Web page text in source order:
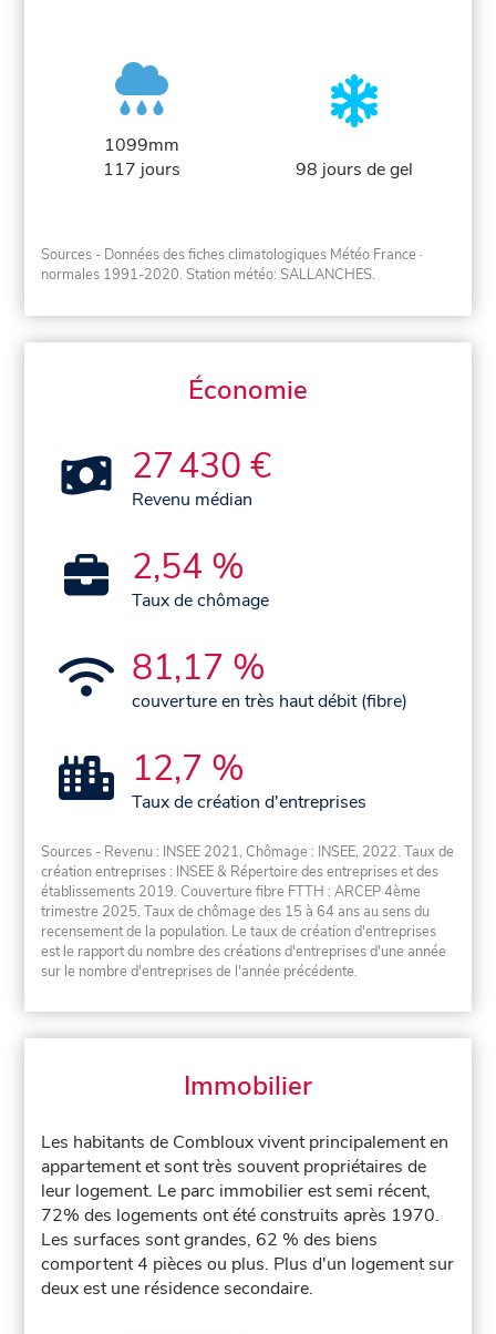
1099mm
117 jours
98 jours de gel
Sources - Données des fiches climatologiques Météo France ·
normales 1991-2020. Station météo: SALLANCHES.
Économie
27 430 €
Revenu médian
2,54 %
Taux de chômage
81,17 %
couverture en très haut débit (fibre)
12,7 %
Taux de création d'entreprises
Sources - Revenu : INSEE 2021, Chômage : INSEE, 2022. Taux de
création entreprises : INSEE & Répertoire des entreprises et des
établissements 2019. Couverture fibre FTTH : ARCEP 4ème
trimestre 2025. Taux de chômage des 15 à 64 ans au sens du
recensement de la population. Le taux de création d'entreprises
est le rapport du nombre des créations d'entreprises d'une année
sur le nombre d'entreprises de l'année précédente.
Immobilier
Les habitants de Combloux vivent principalement en
appartement et sont très souvent propriétaires de
leur logement. Le parc immobilier est semi récent,
72% des logements ont été construits après 1970.
Les surfaces sont grandes, 62 % des biens
comportent 4 pièces ou plus. Plus d'un logement sur
deux est une résidence secondaire.